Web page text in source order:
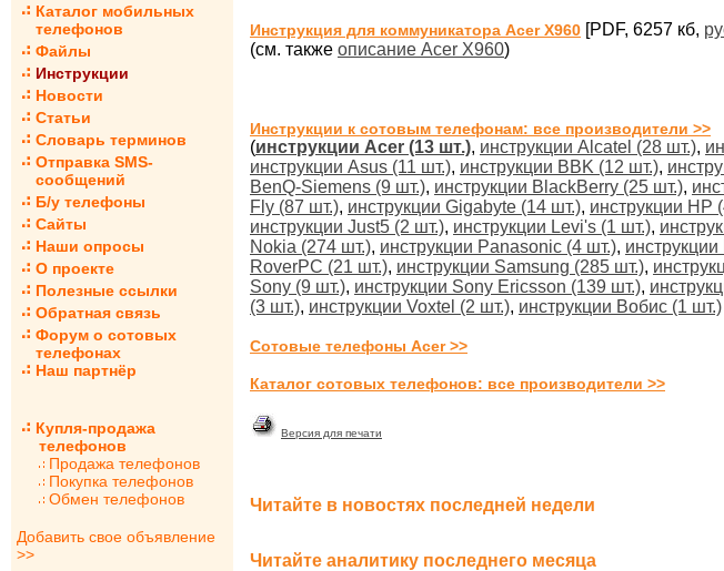
Каталог мобильных
телефонов
Файлы
Инструкции
Новости
Статьи
Словарь терминов
Отправка SMS-
сообщений
Б/у телефоны
Сайты
Наши опросы
О проекте
Полезные ссылки
Обратная связь
Форум о сотовых
телефонах
Наш партнёр
Купля-продажа
телефонов
Продажа телефонов
Покупка телефонов
Обмен телефонов
Добавить свое объявление
>>
Инструкция для коммуникатора Acer X960 [PDF, 6257 кб,
(см. также описание Acer X960)
Инструкции к сотовым телефонам: все производители >>
(инструкции Acer (13 шт.), инструкции Alcatel (28 шт.),
инструкции Asus (11 шт.), инструкции BBK (12 шт.),
BenQ-Siemens (9 шт.), инструкции BlackBerry (25 шт.),
Fly (87 шт.), инструкции Gigabyte (14 шт.), инструкции HP
инструкции Just5 (2 шт.), инструкции Levi's (1 шт.),
Nokia (274 шт.), инструкции Panasonic (4 шт.),
RoverPC (21 шт.), инструкции Samsung (285 шт.),
Sony (9 шт.), инструкции Sony Ericsson (139 шт.),
(3 шт.), инструкции Voxtel (2 шт.), инструкции Вобис (1 шт.)
Сотовые телефоны Acer >>
Каталог сотовых телефонов: все производители >>
Версия для печати
Читайте в новостях последней недели
Читайте аналитику последнего месяца